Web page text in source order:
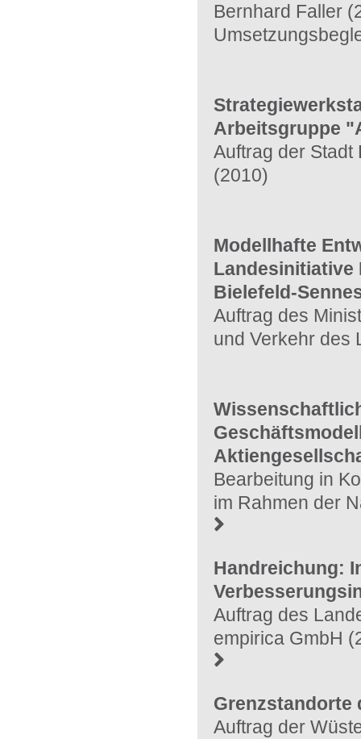
Bernhard Faller
Arbeitsgruppe
Auftrag der Stadt
(2010)
Modellhafte
Landesinitiative
Bielefeld-
Auftrag des
und Verkehr des
Bearbeitung in
im Rahmen der
Handreichung:
Auftrag des
empirica GmbH
Grenzstandorte
Auftrag der